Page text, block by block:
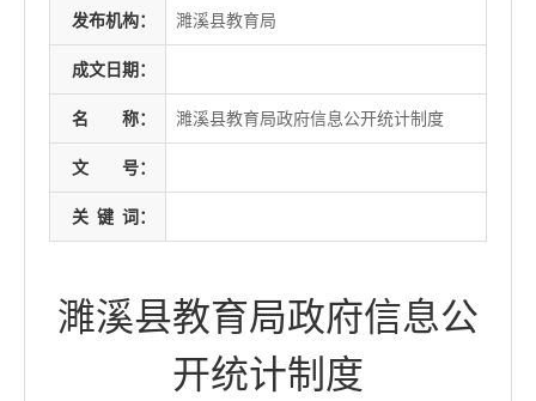
发布机构： 濉溪县教育局
成文日期：
名 称： 濉溪县教育局政府信息公开统计制度
文 号：
关 键 词：
濉溪县教育局政府信息公
开统计制度